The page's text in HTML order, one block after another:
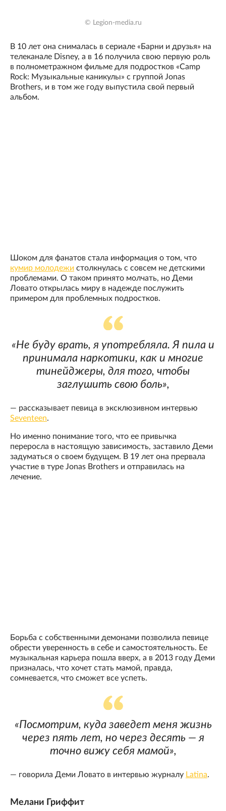
© Legion-media.ru
В 10 лет она снималась в сериале «Барни и друзья» на
телеканале Disney, а в 16 получила свою первую роль
в полнометражном фильме для подростков «Camp
Rock: Музыкальные каникулы» с группой Jonas
Brothers, и в том же году выпустила свой первый
альбом.
Шоком для фанатов стала информация о том, что
кумир молодежи столкнулась с совсем не детскими
проблемами. О таком принято молчать, но Деми
Ловато открылась миру в надежде послужить
примером для проблемных подростков.
«Не буду врать, я употребляла. Я пила и
принимала наркотики, как и многие
тинейджеры, для того, чтобы
заглушить свою боль»,
— рассказывает певица в эксклюзивном интервью
Seventeen.
Но именно понимание того, что ее привычка
переросла в настоящую зависимость, заставило Деми
задуматься о своем будущем. В 19 лет она прервала
участие в туре Jonas Brothers и отправилась на
лечение.
Борьба с собственными демонами позволила певице
обрести уверенность в себе и самостоятельность. Ее
музыкальная карьера пошла вверх, а в 2013 году Деми
призналась, что хочет стать мамой, правда,
сомневается, что сможет все успеть.
«Посмотрим, куда заведет меня жизнь
через пять лет, но через десять — я
точно вижу себя мамой»,
— говорила Деми Ловато в интервью журналу Latina.
Мелани Гриффит